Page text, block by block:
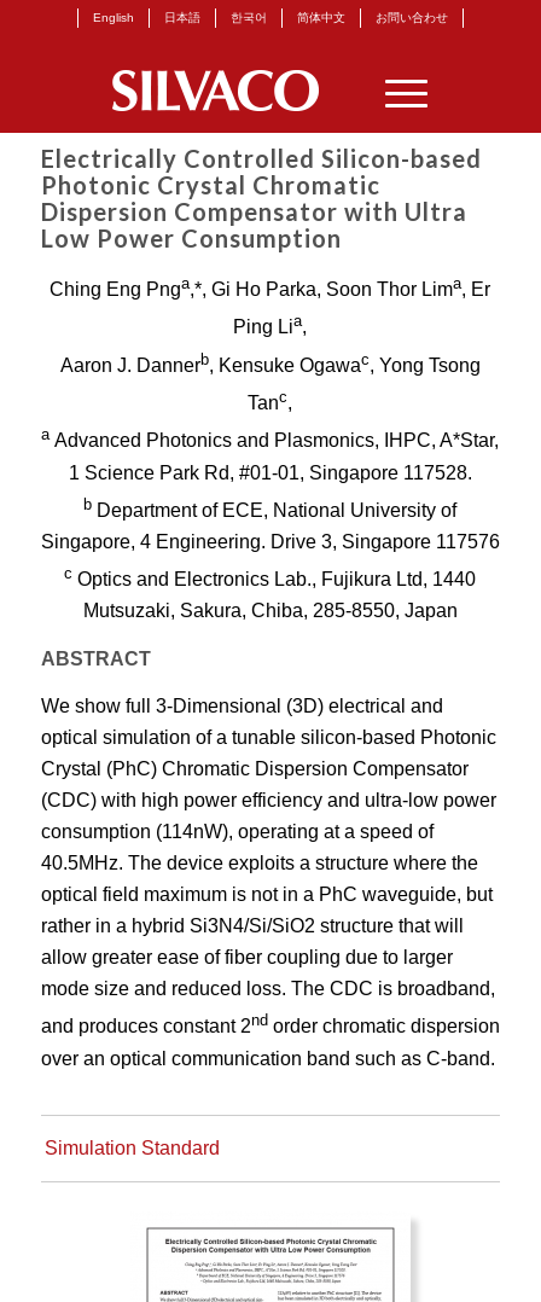
English 日本語 한국어 简体中文 お問い合わせ
Electrically Controlled Silicon-based
Photonic Crystal Chromatic
Dispersion Compensator with Ultra
Low Power Consumption
Ching Eng Pnga,*, Gi Ho Parka, Soon Thor Lima, Er
Ping Lia,
Aaron J. Dannerb, Kensuke Ogawac, Yong Tsong
Tanc,
aAdvanced Photonics and Plasmonics, IHPC, A*Star,
1 Science Park Rd, #01-01, Singapore 117528.
b Department of ECE, National University of
Singapore, 4 Engineering. Drive 3, Singapore 117576
c Optics and Electronics Lab., Fujikura Ltd, 1440
Mutsuzaki, Sakura, Chiba, 285-8550, Japan
ABSTRACT
We show full 3-Dimensional (3D) electrical and
optical simulation of a tunable silicon-based Photonic
Crystal (PhC) Chromatic Dispersion Compensator
(CDC) with high power efficiency and ultra-low power
consumption (114nW), operating at a speed of
40.5MHz. The device exploits a structure where the
optical field maximum is not in a PhC waveguide, but
rather in a hybrid Si3N4/Si/SiO2 structure that will
allow greater ease of fiber coupling due to larger
mode size and reduced loss. The CDC is broadband,
and produces constant 2ndorder chromatic dispersion
over an optical communication band such as C-band.
Simulation Standard